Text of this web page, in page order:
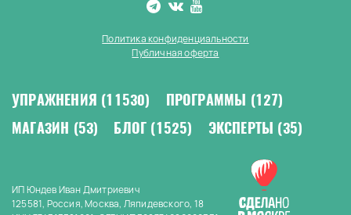
Политика конфиденциальности
Публичная оферта
УПРАЖНЕНИЯ (11530) ПРОГРАММЫ (127)
МАГАЗИН (53) БЛОГ (1525) ЭКСПЕРТЫ (35)
ИП Юндев Иван Дмитриевич
125581, Россия, Москва, Ляпидевского, 18